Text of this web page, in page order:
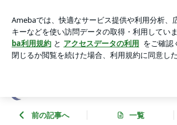
ンターのブログ
アプリをダウンロードして ブログの更新通知
を
ょう。
前の記事へ 一覧